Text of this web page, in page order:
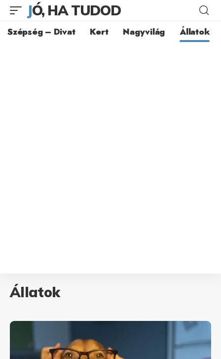
JÓ, HA TUDOD
Szépség – Divat Kert Nagyvilág Állatok
Állatok